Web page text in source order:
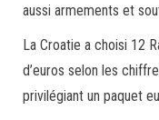
aussi armements et
La Croatie a choisi 12
d’euros selon les
privilégiant un paquet